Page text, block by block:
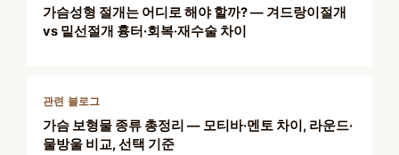
가슴성형 절개는 어디로 해야 할까? — 겨드랑이절개
vs 밑선절개 흉터·회복·재수술 차이
관련 블로그
가슴 보형물 종류 총정리 — 모티바·멘토 차이, 라운드·
물방울 비교, 선택 기준